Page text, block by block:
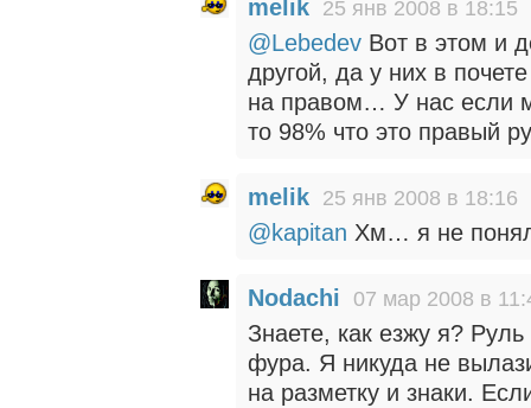
melik 25 янв 2008 в 18:15
@Lebedev Вот в этом и
другой, да у них в
на правом… У нас если
то 98% что это правый
melik 25 янв 2008 в 18:16
@kapitan Хм… я не
Nodachi 07 мар 2008 в
Знаете, как езжу я?
фура. Я никуда не
на разметку и знаки.